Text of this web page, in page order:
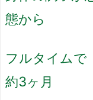
態から
フルタイム
約3ヶ月